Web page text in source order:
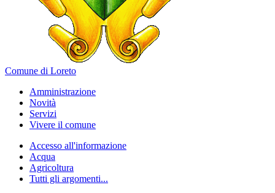
Comune di Loreto
Amministrazione
Novità
Servizi
Vivere il comune
Accesso all'informazione
Acqua
Agricoltura
Tutti gli argomenti...